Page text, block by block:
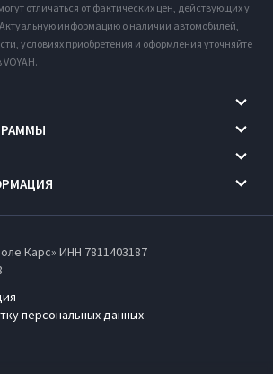
отличаться от фактических цен, действующих у
информацию о наличии автомобилей,
условиях приобретения и оформления уточняйте
Карс» ИНН 7811403187
персональных данных